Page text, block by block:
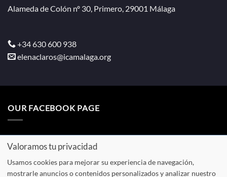
Alameda de Colón nº 30, Primero, 29001 Málaga
+34 630 600 938
elenaclaros@icamalaga.org
OUR FACEBOOK PAGE
Aviso
Política de
Política de
Presupuesto
Valoramos tu privacidad
Usamos cookies para mejorar su experiencia de navegación,
mostrarle anuncios o contenidos personalizados y analizar nuestro